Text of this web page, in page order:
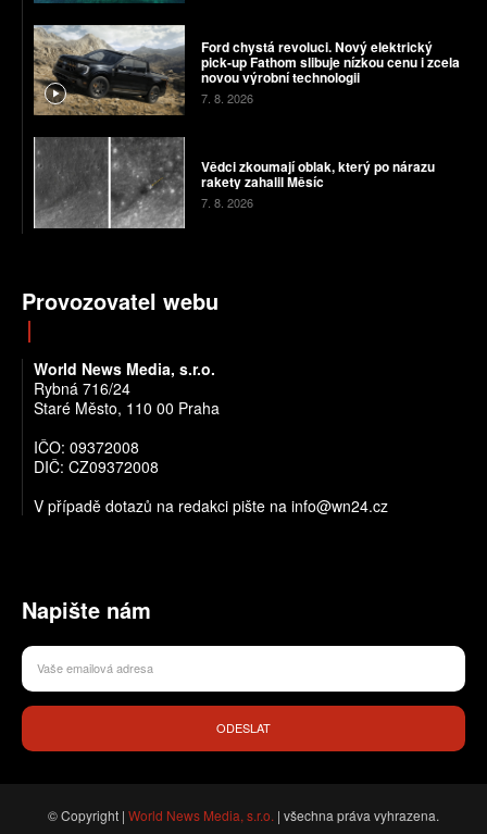
Ford chystá revoluci. Nový elektrický
pick-up Fathom slibuje nízkou cenu i zcela
novou výrobní technologii
7. 8. 2026
Vědci zkoumají oblak, který po nárazu
rakety zahalil Měsíc
7. 8. 2026
Provozovatel webu
World News Media, s.r.o.
Rybná 716/24
Staré Město, 110 00 Praha
IČO: 09372008
DIČ: CZ09372008
V případě dotazů na redakci pište na info@wn24.cz
Napište nám
ODESLAT
© Copyright | World News Media, s.r.o. | všechna práva vyhrazena.